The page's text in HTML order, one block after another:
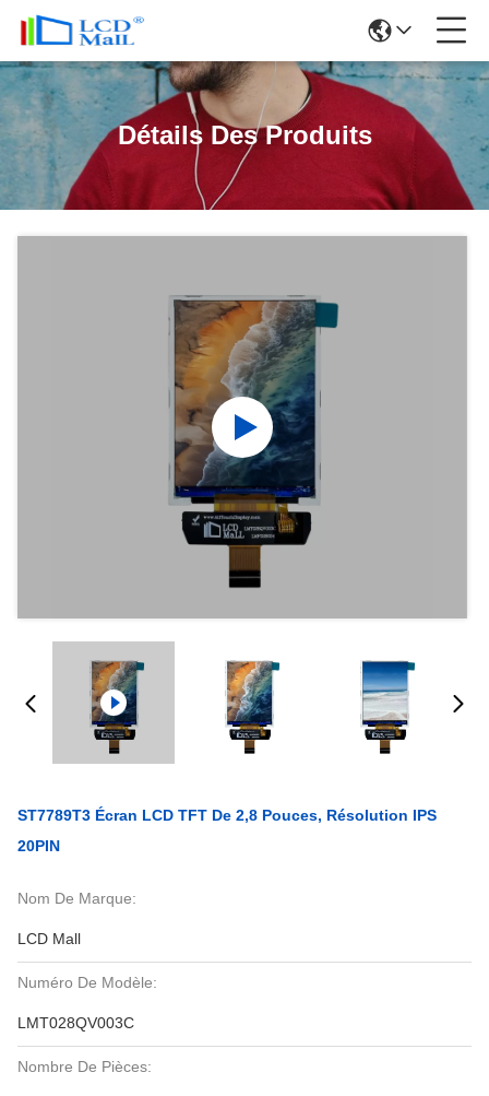
Détails Des Produits
ST7789T3 Écran LCD TFT De 2,8 Pouces, Résolution IPS
20PIN
Nom De Marque:
LCD Mall
Numéro De Modèle:
LMT028QV003C
Nombre De Pièces: